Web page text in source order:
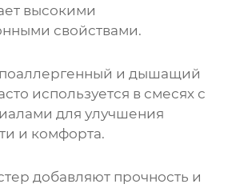
высокими
свойствами.
и дышащий
используется в смесях с
для улучшения
и комфорта.
добавляют прочность и